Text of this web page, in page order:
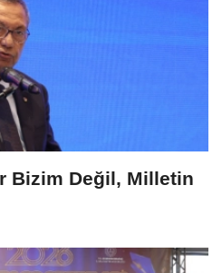
Bizim Değil, Milletin